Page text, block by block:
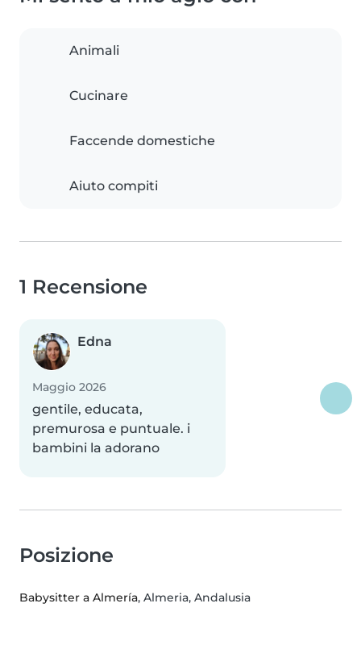
Animali
Cucinare
Faccende domestiche
Aiuto compiti
1 Recensione
Edna
Maggio 2026
gentile, educata,
premurosa e puntuale. i
bambini la adorano
Posizione
Babysitter a Almería, Almeria, Andalusia